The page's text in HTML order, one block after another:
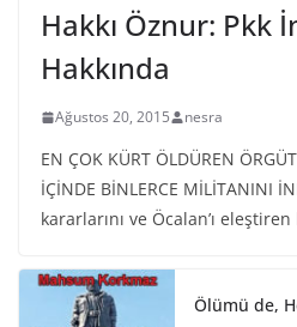
Hakkı Öznur: Pkk
Hakkında
Ağustos 20, 2015 nesra
EN ÇOK KÜRT ÖLDÜREN
İÇİNDE BİNLERCE MİLİTANINI
kararlarını ve Öcalan’ı eleştiren
Ölümü de,